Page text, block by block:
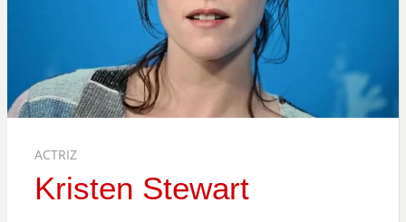
ACTRIZ
Kristen Stewart